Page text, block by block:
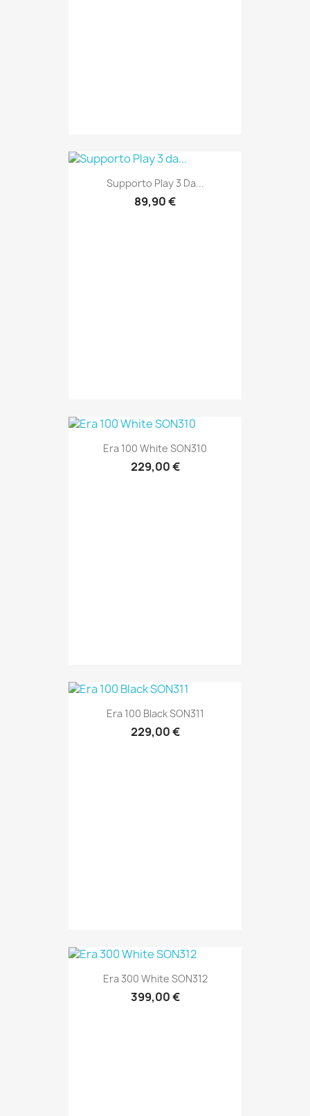
Supporto Play 3 Da...
89,90 €
Era 100 White SON310
229,00 €
Era 100 Black SON311
229,00 €
Era 300 White SON312
399,00 €